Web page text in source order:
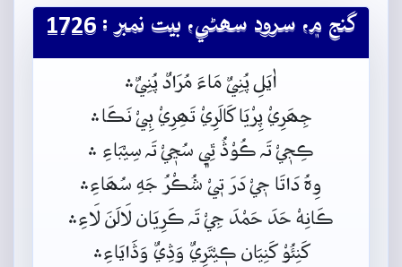
گنج ۾، سرود سھڻي، بيت نمبر : 1726
اٰيَلِ پُنِيٌ مَاءَ مُرَادٌ پُنِيٌ﮶
جِھَرِيْ پِرْيَا کَالَرِيْ تَھِرِيْ ٻِيْ نَڪَا﮶
ڪِجٖيْ تَہ ڪُوْڎُ ٿِي﮼ سُڃٖيْ تَہ سِيْبَاءِ ﮶
وِہُ دَاتَا جٖيْ دَرَ تٖيْ شُڪْرُ جَهِ سُھَاءِ﮶
ڪَانِهْ حَدَ حَمْدَ جِيْ تَہ ڪَرِيَان لَالَنَ لَاءِ﮶
کَنِئُوْ کَنِيَان ڪٖيْتَرِيٌ وَڎِيٌ وَڎَايَاءِ﮶